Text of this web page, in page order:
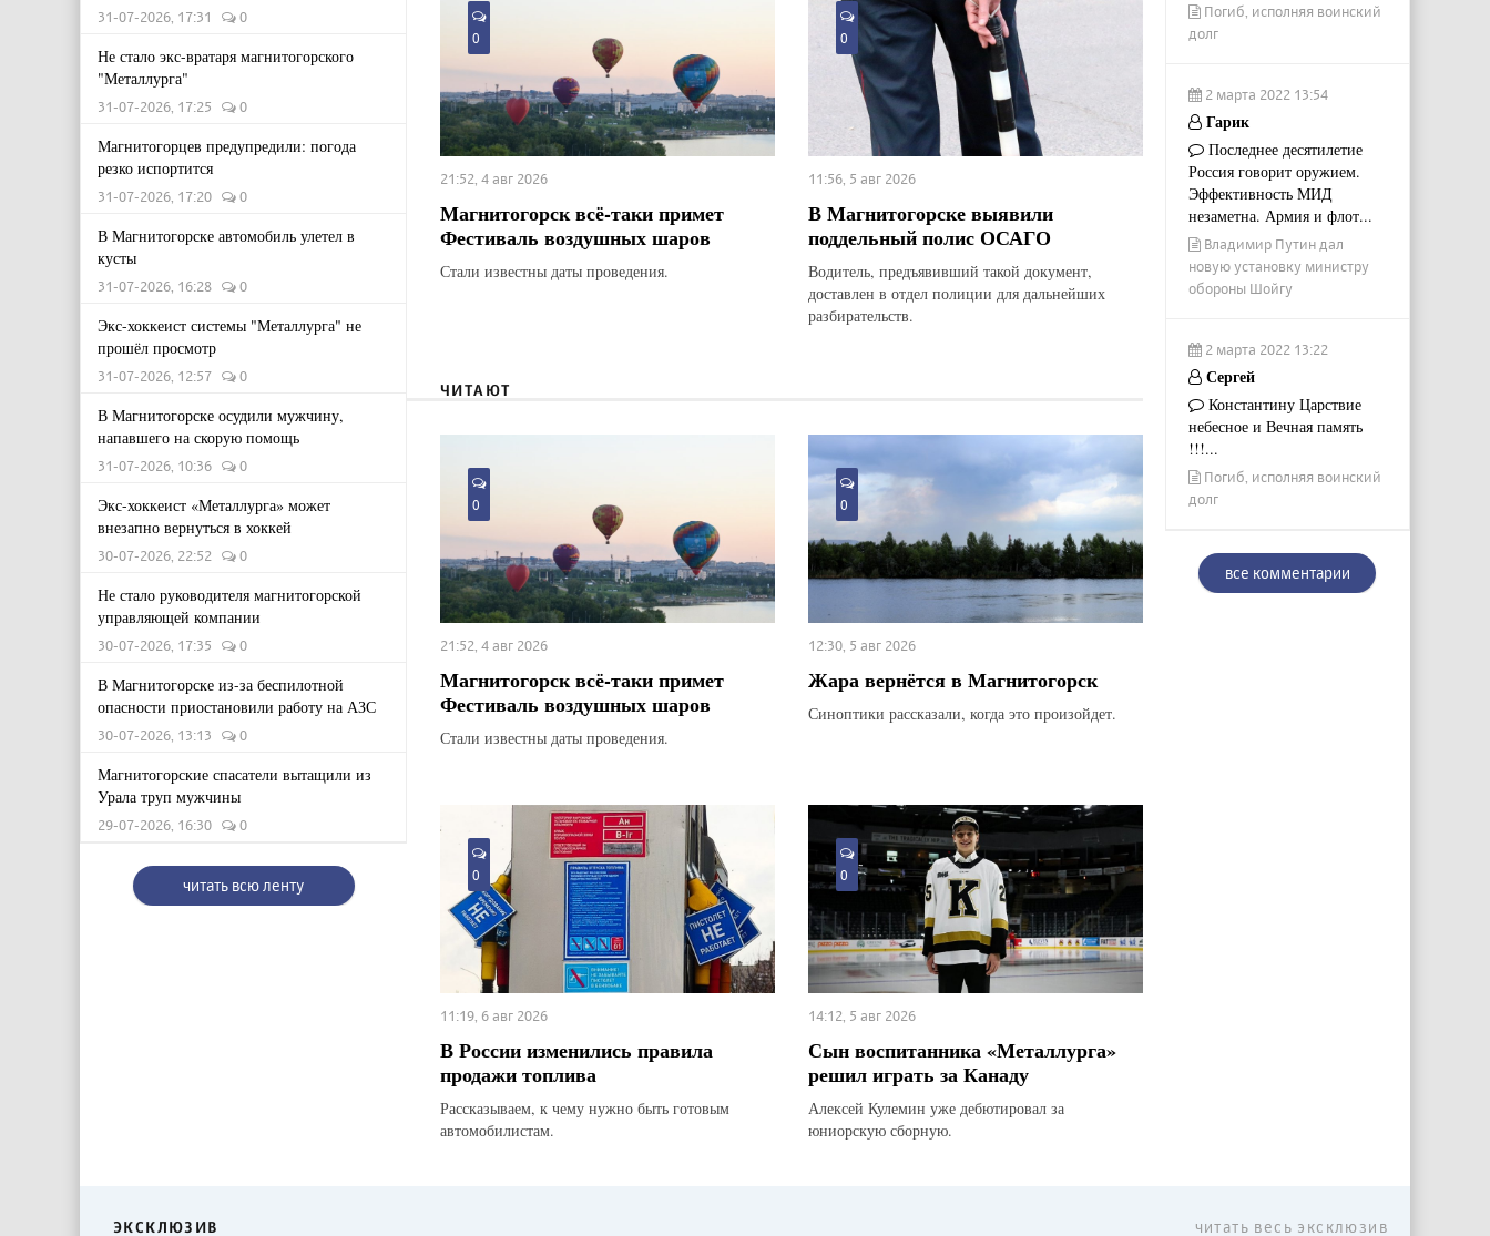
31-07-2026, 17:31 0
Не стало экс-вратаря магнитогорского
"Металлурга"
31-07-2026, 17:25 0
Магнитогорцев предупредили: погода
резко испортится
31-07-2026, 17:20 0
В Магнитогорске автомобиль улетел в
кусты
31-07-2026, 16:28 0
Экс-хоккеист системы "Металлурга" не
прошёл просмотр
31-07-2026, 12:57 0
В Магнитогорске осудили мужчину,
напавшего на скорую помощь
31-07-2026, 10:36 0
Экс-хоккеист «Металлурга» может
внезапно вернуться в хоккей
30-07-2026, 22:52 0
Не стало руководителя магнитогорской
управляющей компании
30-07-2026, 17:35 0
В Магнитогорске из-за беспилотной
опасности приостановили работу на АЗС
30-07-2026, 13:13 0
Магнитогорские спасатели вытащили из
Урала труп мужчины
29-07-2026, 16:30 0
читать всю ленту
0
21:52, 4 авг 2026
Магнитогорск всё-таки примет
Фестиваль воздушных шаров
Стали известны даты проведения.
0
11:56, 5 авг 2026
В Магнитогорске выявили
поддельный полис ОСАГО
Водитель, предъявивший такой документ,
доставлен в отдел полиции для дальнейших
разбирательств.
ЧИТАЮТ
0
21:52, 4 авг 2026
Магнитогорск всё-таки примет
Фестиваль воздушных шаров
Стали известны даты проведения.
0
12:30, 5 авг 2026
Жара вернётся в Магнитогорск
Синоптики рассказали, когда это произойдет.
0
11:19, 6 авг 2026
В России изменились правила
продажи топлива
Рассказываем, к чему нужно быть готовым
автомобилистам.
0
14:12, 5 авг 2026
Сын воспитанника «Металлурга»
решил играть за Канаду
Алексей Кулемин уже дебютировал за
юниорскую сборную.
Погиб, исполняя воинский
долг
2 марта 2022 13:54
Гарик
Последнее десятилетие
Россия говорит оружием.
Эффективность МИД
незаметна. Армия и флот...
Владимир Путин дал
новую установку министру
обороны Шойгу
2 марта 2022 13:22
Сергей
Константину Царствие
небесное и Вечная память
!!!...
Погиб, исполняя воинский
долг
все комментарии
ЭКСКЛЮЗИВ читать весь эксклюзив